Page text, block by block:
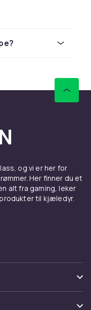
alternativet
i Xbox-
produserer
gir tilgang
betaling.
og PC uten
prestasjoner
Cloud
lar deg
og
alt til din Xbox-
rask levering
massivt
og vi er her for
Her finner du et
alt fra gaming, leker
til kjæledyr.